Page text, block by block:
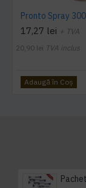
Pronto Spray
17,27 lei + TVA
20,90 lei TVA inclus
Adaugă în Coş